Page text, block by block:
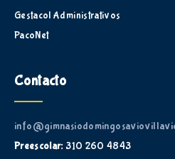
Gestacol Administrativos
PacoNet
Contacto
Preescolar: 310 260 4843